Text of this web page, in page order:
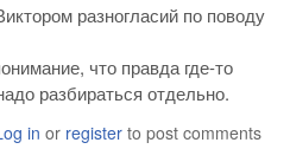
разногласий по поводу
что правда где-то
разбираться отдельно.
in or register to post comments